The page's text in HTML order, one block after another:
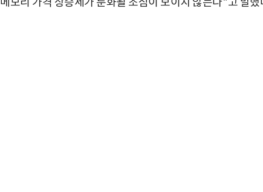
메모리 가격 상승세가 둔화될 조짐이 보이지 않는다"고 말했